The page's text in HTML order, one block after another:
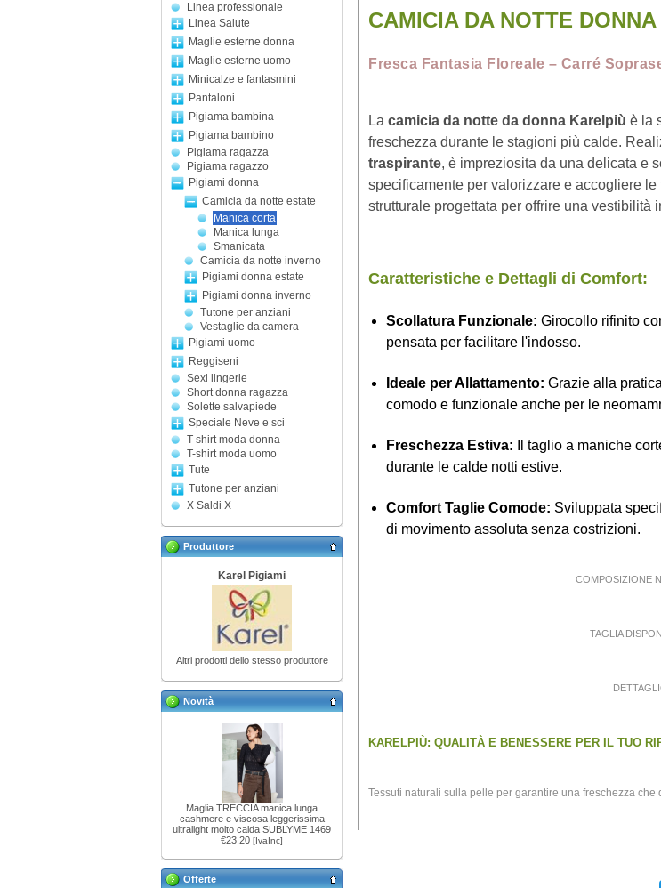
Linea professionale
Linea Salute
Maglie esterne donna
Maglie esterne uomo
Minicalze e fantasmini
Pantaloni
Pigiama bambina
Pigiama bambino
Pigiama ragazza
Pigiama ragazzo
Pigiami donna
Camicia da notte estate
Manica corta
Manica lunga
Smanicata
Camicia da notte inverno
Pigiami donna estate
Pigiami donna inverno
Tutone per anziani
Vestaglie da camera
Pigiami uomo
Reggiseni
Sexi lingerie
Short donna ragazza
Solette salvapiede
Speciale Neve e sci
T-shirt moda donna
T-shirt moda uomo
Tute
Tutone per anziani
X Saldi X
Produttore
Karel Pigiami
Altri prodotti dello stesso produttore
Novità
Maglia TRECCIA manica lunga
cashmere e viscosa leggerissima
ultralight molto calda SUBLYME 1469
€23,20 [IvaInc]
Offerte
CAMICIA DA NOTTE
Fresca Fantasia Floreale – Carré
La camicia da notte da donna Karelpiù è la
freschezza durante le stagioni più calde.
traspirante, è impreziosita da una delicata e
specificamente per valorizzare e accogliere
strutturale progettata per offrire una
Caratteristiche e Dettagli di Comfort:
Scollatura Funzionale: Girocollo rifinito
pensata per facilitare l'indosso.
Ideale per Allattamento: Grazie alla
comodo e funzionale anche per le
Freschezza Estiva: Il taglio a maniche
durante le calde notti estive.
Comfort Taglie Comode: Sviluppata
di movimento assoluta senza costrizioni.
COMPOSIZIONE
TAGLIA
KARELPIÙ: QUALITÀ E BENESSERE PER IL TUO
Tessuti naturali sulla pelle per garantire una freschezza che